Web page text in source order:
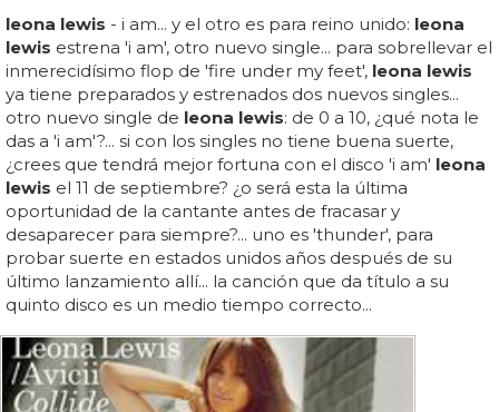
leona lewis - i am... y el otro es para reino unido: leona
lewis estrena 'i am', otro nuevo single... para sobrellevar el
inmerecidísimo flop de 'fire under my feet', leona lewis
ya tiene preparados y estrenados dos nuevos singles...
otro nuevo single de leona lewis: de 0 a 10, ¿qué nota le
das a 'i am'?... si con los singles no tiene buena suerte,
¿crees que tendrá mejor fortuna con el disco 'i am' leona
lewis el 11 de septiembre? ¿o será esta la última
oportunidad de la cantante antes de fracasar y
desaparecer para siempre?... uno es 'thunder', para
probar suerte en estados unidos años después de su
último lanzamiento allí... la canción que da título a su
quinto disco es un medio tiempo correcto...